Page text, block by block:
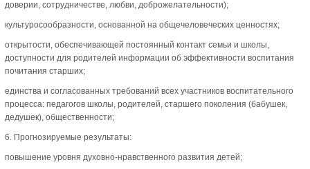
доверии, сотрудничестве, любви, доброжелательности);
культуросообразности, основанной на общечеловеческих ценностях;
открытости, обеспечивающей постоянный контакт семьи и школы,
доступности для родителей информации об эффективности воспитания
почитания старших;
единства и согласованных требований всех участников воспитательного
процесса: педагогов школы, родителей, старшего поколения (бабушек,
дедушек), общественности;
6. Прогнозируемые результаты:
повышение уровня духовно-нравственного развития детей;